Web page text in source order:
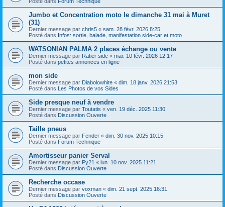
Jumbo et Concentration moto le dimanche 31 mai à Muret
(31)
Dernier message par chris5 « sam. 28 févr. 2026 8:25
Posté dans Infos: sortie, balade, manifestation side-car et moto
WATSONIAN PALMA 2 places échange ou vente
Dernier message par Ratier side « mar. 10 févr. 2026 12:17
Posté dans petites annonces en ligne
mon side
Dernier message par Diabolowhite « dim. 18 janv. 2026 21:53
Posté dans Les Photos de vos Sides
Side presque neuf à vendre
Dernier message par Toutatis « ven. 19 déc. 2025 11:30
Posté dans Discussion Ouverte
Taille pneus
Dernier message par Fender « dim. 30 nov. 2025 10:15
Posté dans Forum Technique
Amortisseur panier Serval
Dernier message par Py21 « lun. 10 nov. 2025 11:21
Posté dans Discussion Ouverte
Recherche occase
Dernier message par voxman « dim. 21 sept. 2025 16:31
Posté dans Discussion Ouverte